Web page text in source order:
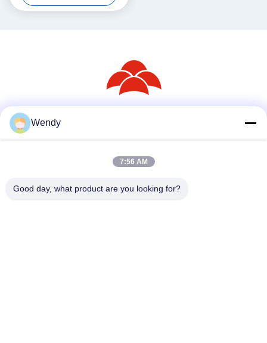
Wendy
7:56 AM
Good day, what product are you looking for?